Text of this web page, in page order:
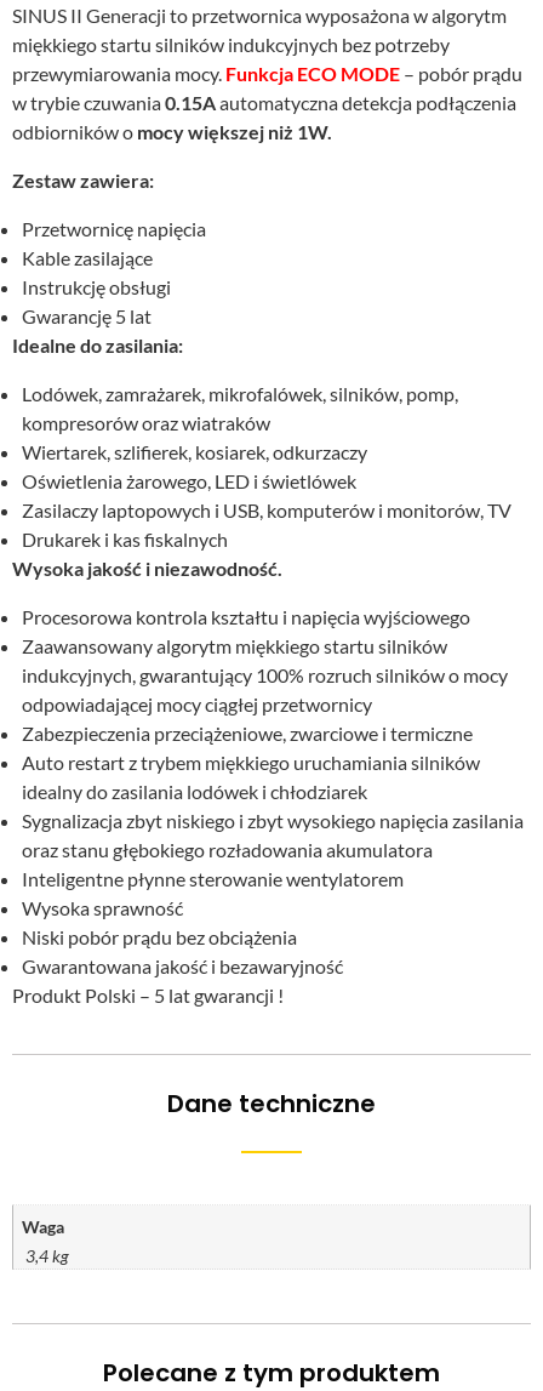
SINUS II Generacji to przetwornica wyposażona w algorytm
miękkiego startu silników indukcyjnych bez potrzeby
przewymiarowania mocy. Funkcja ECO MODE – pobór prądu
w trybie czuwania0.15Aautomatyczna detekcja podłączenia
odbiorników o mocy większej niż 1W.
Zestaw zawiera:
Przetwornicę napięcia
Kable zasilające
Instrukcję obsługi
Gwarancję 5 lat
Idealne do zasilania:
Lodówek, zamrażarek, mikrofalówek, silników, pomp,
kompresorów oraz wiatraków
Wiertarek, szlifierek, kosiarek, odkurzaczy
Oświetlenia żarowego, LED i świetlówek
Zasilaczy laptopowych i USB, komputerów i monitorów, TV
Drukarek i kas fiskalnych
Wysoka jakość i niezawodność.
Procesorowa kontrola kształtu i napięcia wyjściowego
Zaawansowany algorytm miękkiego startu silników
indukcyjnych, gwarantujący 100% rozruch silników o mocy
odpowiadającej mocy ciągłej przetwornicy
Zabezpieczenia przeciążeniowe, zwarciowe i termiczne
Auto restart z trybem miękkiego uruchamiania silników
idealny do zasilania lodówek i chłodziarek
Sygnalizacja zbyt niskiego i zbyt wysokiego napięcia zasilania
oraz stanu głębokiego rozładowania akumulatora
Inteligentne płynne sterowanie wentylatorem
Wysoka sprawność
Niski pobór prądu bez obciążenia
Gwarantowana jakość i bezawaryjność
Produkt Polski – 5 lat gwarancji !
Dane techniczne
Waga
3,4 kg
Polecane z tym produktem